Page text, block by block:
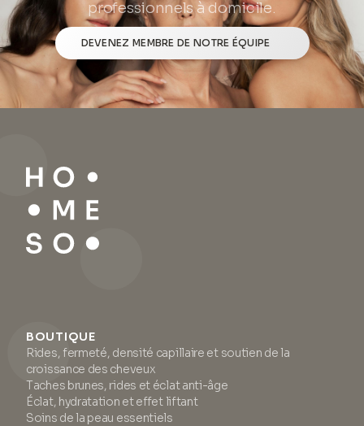
professionnels à domicile.
DEVENEZ MEMBRE DE NOTRE ÉQUIPE
BOUTIQUE
Rides, fermeté, densité capillaire et soutien de la
croissance des cheveux
Taches brunes, rides et éclat anti-âge
Éclat, hydratation et effet liftant
Soins de la peau essentiels